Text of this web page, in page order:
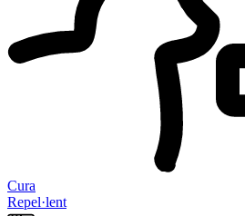
Cura
Repel·lent